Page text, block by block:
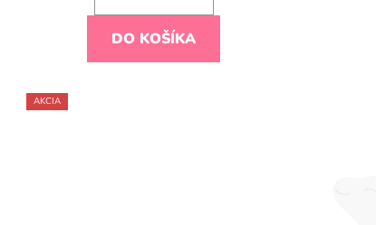
DO KOŠÍKA
AKCIA